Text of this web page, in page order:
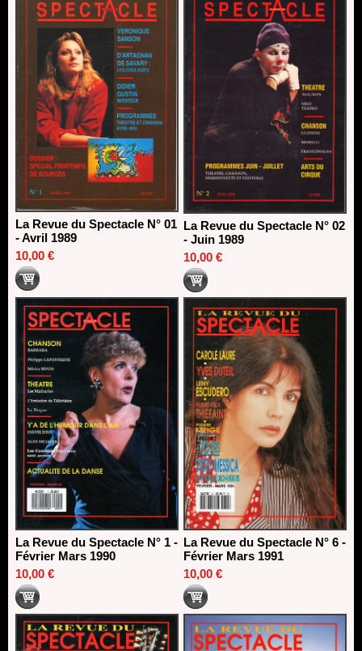
Dispositif SACD Auteurs d'espaces : les lauréats 2026
18/03/2026
La Revue du Spectacle N° 01
- Avril 1989
10,00 €
La Revue du Spectacle N° 02
- Juin 1989
10,00 €
La Revue du Spectacle N° 1 -
Février Mars 1990
10,00 €
La Revue du Spectacle N° 6 -
Février Mars 1991
10,00 €